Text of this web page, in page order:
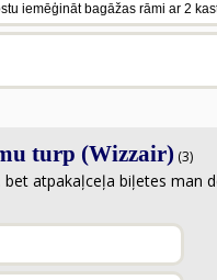
iemēģināt bagāžas rāmi ar 2
turp (Wizzair) (3)
atpakaļceļa biļetes man